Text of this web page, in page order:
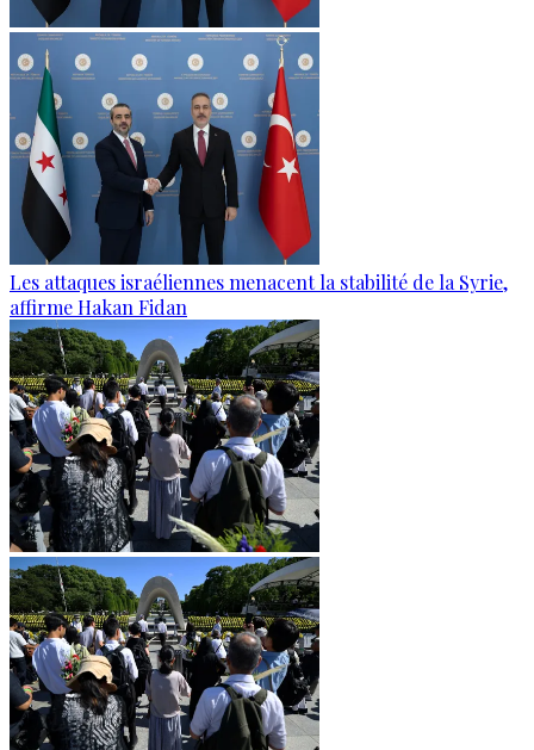
Les attaques israéliennes menacent la stabilité de la Syrie,
affirme Hakan Fidan